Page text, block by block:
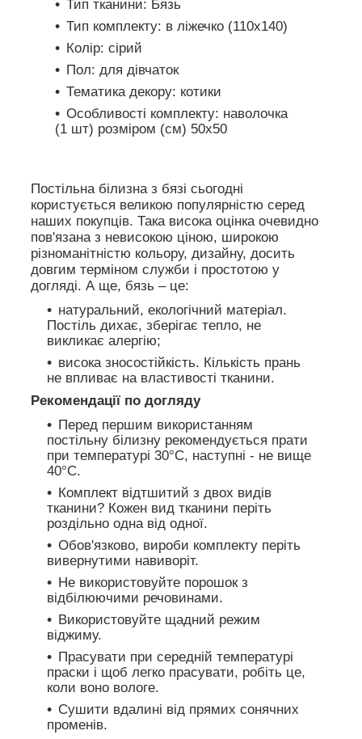
Тип тканини: Бязь
Тип комплекту: в ліжечко (110х140)
Колір: сірий
Пол: для дівчаток
Тематика декору: котики
Особливості комплекту: наволочка
(1 шт) розміром (см) 50х50
Постільна білизна з бязі сьогодні
користується великою популярністю серед
наших покупців. Така висока оцінка очевидно
пов'язана з невисокою ціною, широкою
різноманітністю кольору, дизайну, досить
довгим терміном служби і простотою у
догляді. А ще, бязь – це:
натуральний, екологічний матеріал.
Постіль дихає, зберігає тепло, не
викликає алергію;
висока зносостійкість. Кількість прань
не впливає на властивості тканини.
Рекомендації по догляду
Перед першим використанням
постільну білизну рекомендується прати
при температурі 30°C, наступні - не вище
40°C.
Комплект відтшитий з двох видів
тканини? Кожен вид тканини періть
роздільно одна від одної.
Обов'язково, вироби комплекту періть
вивернутими навиворіт.
Не використовуйте порошок з
відбілюючими речовинами.
Використовуйте щадний режим
віджиму.
Прасувати при середній температурі
праски і щоб легко прасувати, робіть це,
коли воно вологе.
Сушити вдалині від прямих сонячних
променів.